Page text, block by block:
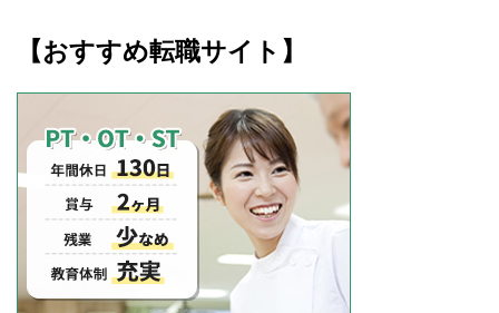
【おすすめ転職サイト】